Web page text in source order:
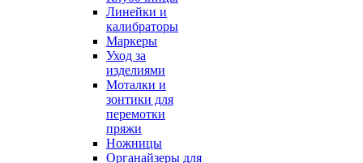
Линейки и
калибраторы
Маркеры
Уход за
изделиями
Моталки и
зонтики для
перемотки
пряжи
Ножницы
Органайзеры для